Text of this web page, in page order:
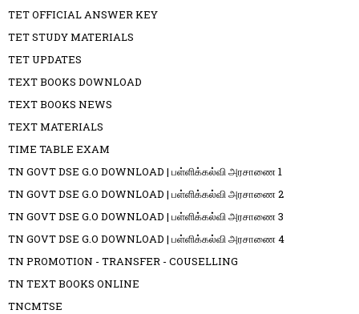
TET OFFICIAL ANSWER KEY
TET STUDY MATERIALS
TET UPDATES
TEXT BOOKS DOWNLOAD
TEXT BOOKS NEWS
TEXT MATERIALS
TIME TABLE EXAM
TN GOVT DSE G.O DOWNLOAD | பள்ளிக்கல்வி அரசாணை 1
TN GOVT DSE G.O DOWNLOAD | பள்ளிக்கல்வி அரசாணை 2
TN GOVT DSE G.O DOWNLOAD | பள்ளிக்கல்வி அரசாணை 3
TN GOVT DSE G.O DOWNLOAD | பள்ளிக்கல்வி அரசாணை 4
TN PROMOTION - TRANSFER - COUSELLING
TN TEXT BOOKS ONLINE
TNCMTSE